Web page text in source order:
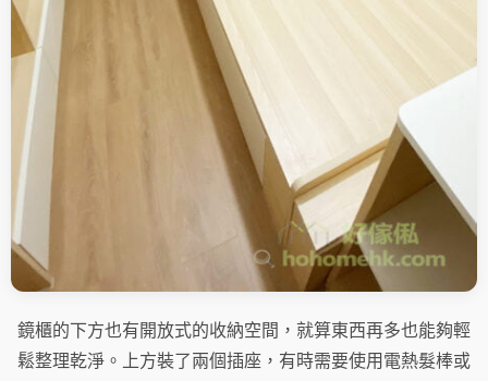
鏡櫃的下方也有開放式的收納空間，就算東西再多也能夠輕
鬆整理乾淨。上方裝了兩個插座 ，有時需要使用電熱髮棒或